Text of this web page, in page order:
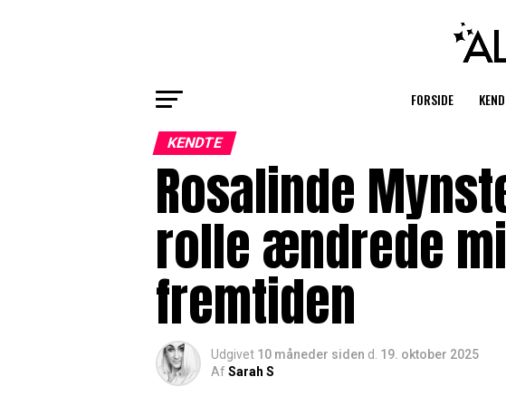
FORSIDE
KENDTE
Rosalinde
rolle ændrede
fremtiden
Udgivet 10 måneder siden d. 19. oktober 2025
AfSarah S